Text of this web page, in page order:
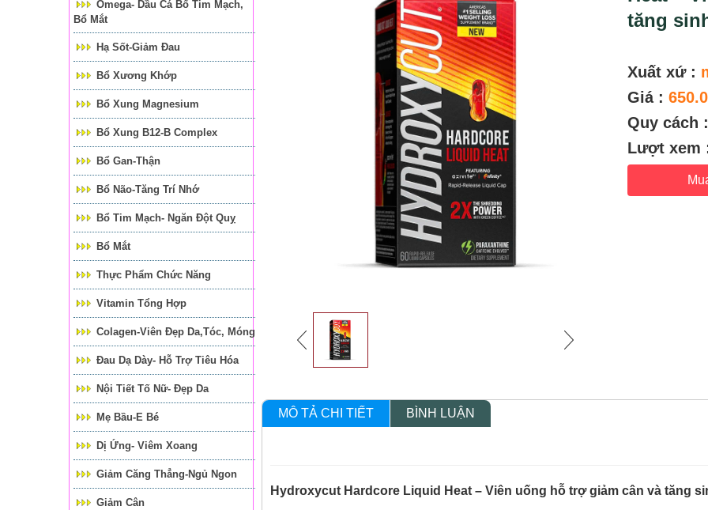
Omega- Dầu Cá Bổ Tim Mạch,
Bổ Mắt
Hạ Sốt-Giảm Đau
Bổ Xương Khớp
Bổ Xung Magnesium
Bổ Xung B12-B Complex
Bổ Gan-Thận
Bổ Não-Tăng Trí Nhớ
Bổ Tim Mạch- Ngăn Đột Quỵ
Bổ Mắt
Thực Phẩm Chức Năng
Vitamin Tổng Hợp
Colagen-Viên Đẹp Da,tóc, Móng
Đau Dạ Dày- Hỗ Trợ Tiêu Hóa
Nội Tiết Tố Nữ- Đẹp Da
Mẹ Bầu-E Bé
Dị Ứng- Viêm Xoang
Giảm Căng Thẳng-Ngủ Ngon
Giảm Cân
tăng
Xuất xứ :
Giá :
Quy cách :
Lượt xem
MÔ TẢ CHI TIẾT BÌNH LUẬN
Hydroxycut Hardcore Liquid Heat – Viên uống hỗ trợ giảm cân và tăng